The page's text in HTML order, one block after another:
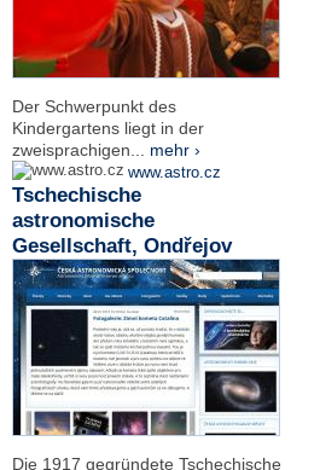
Der Schwerpunkt des
Kindergartens liegt in der
zweisprachigen... mehr ›
www.astro.cz
Tschechische
astronomische
Gesellschaft, Ondřejov
Die 1917 gegründete Tschechische